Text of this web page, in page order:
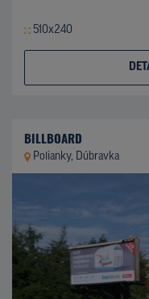
510x240
BILLBOARD
Polianky, Dúbravka